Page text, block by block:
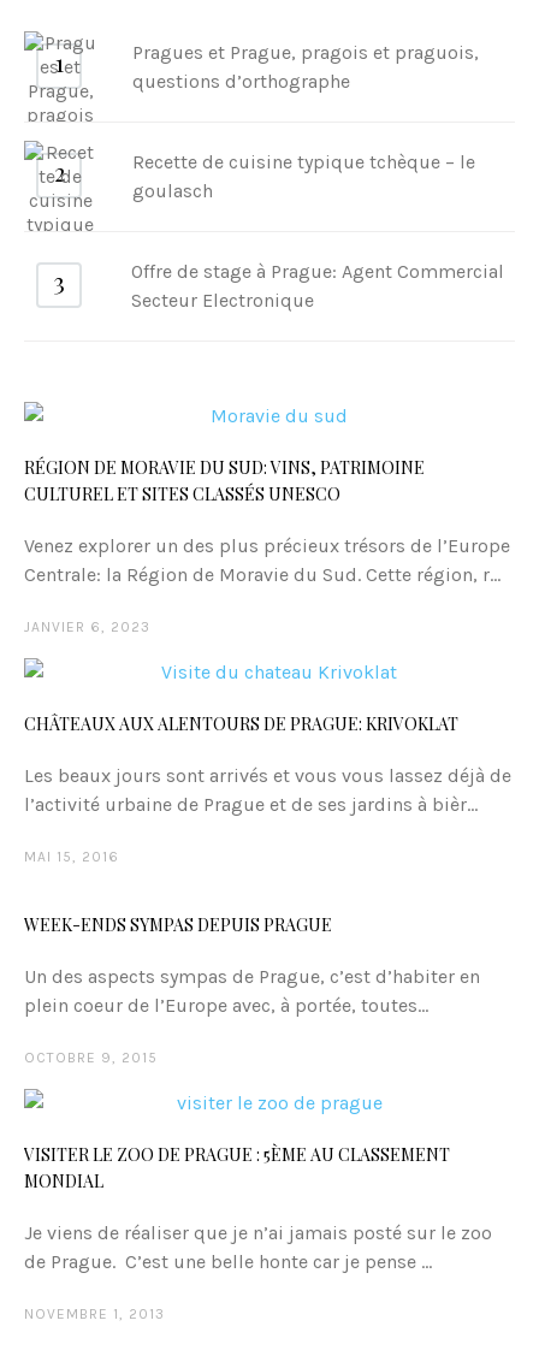
s
Pragues et Prague, pragois et praguois,
questions d’orthographe
Recette de cuisine typique tchèque – le
goulasch
Offre de stage à Prague: Agent Commercial
Secteur Electronique
RÉGION DE MORAVIE DU SUD: VINS, PATRIMOINE
CULTUREL ET SITES CLASSÉS UNESCO
Venez explorer un des plus précieux trésors de l’Europe
Centrale: la Région de Moravie du Sud. Cette région, r...
JANVIER 6, 2023
CHÂTEAUX AUX ALENTOURS DE PRAGUE: KRIVOKLAT
Les beaux jours sont arrivés et vous vous lassez déjà de
l’activité urbaine de Prague et de ses jardins à bièr...
MAI 15, 2016
WEEK-ENDS SYMPAS DEPUIS PRAGUE
Un des aspects sympas de Prague, c’est d’habiter en
plein coeur de l’Europe avec, à portée, toutes...
OCTOBRE 9, 2015
VISITER LE ZOO DE PRAGUE : 5ÈME AU CLASSEMENT
MONDIAL
Je viens de réaliser que je n’ai jamais posté sur le zoo
de Prague. C’est une belle honte car je pense ...
NOVEMBRE 1, 2013